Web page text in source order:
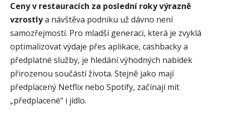
Ceny v restauracích za poslední roky výrazně
vzrostlya návštěva podniku už dávno není
samozřejmostí. Pro mladší generaci, která je zvyklá
optimalizovat výdaje přes aplikace, cashbacky a
předplatné služby, je hledání výhodných nabídek
přirozenou součástí života. Stejně jako mají
předplacený Netflix nebo Spotify, začínají mít
„předplacené“ i jídlo.